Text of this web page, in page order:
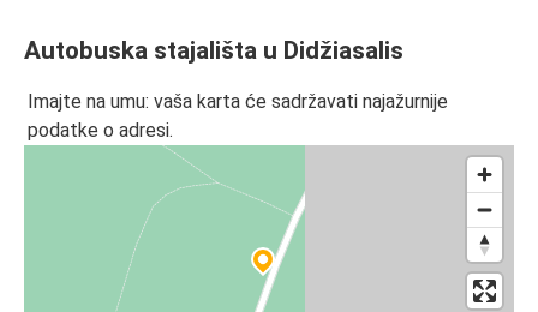
Autobuska stajališta u Didžiasalis
Imajte na umu: vaša karta će sadržavati najažurnije
podatke o adresi.